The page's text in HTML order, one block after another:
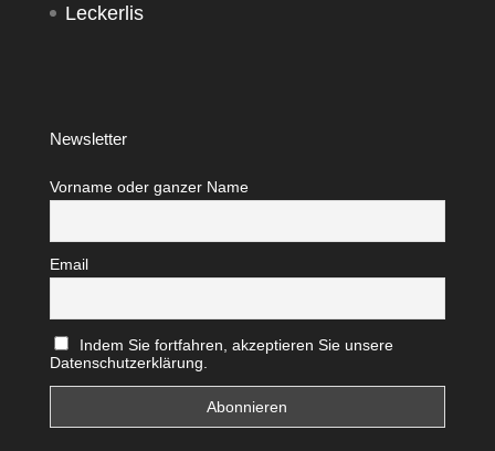
Leckerlis
Newsletter
Vorname oder ganzer Name
Email
Indem Sie fortfahren, akzeptieren Sie unsere
Datenschutzerklärung.